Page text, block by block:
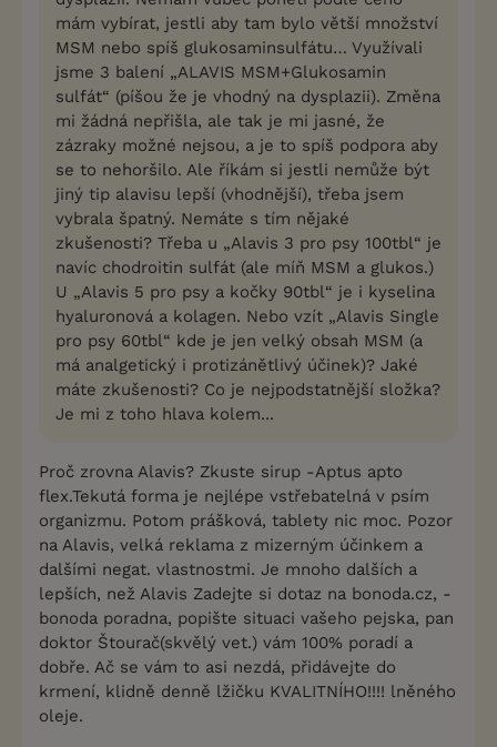
mám vybírat, jestli aby tam bylo větší množství
MSM nebo spíš glukosaminsulfátu… Využívali
jsme 3 balení „ALAVIS MSM+Glukosamin
sulfát“ (píšou že je vhodný na dysplazii). Změna
mi žádná nepřišla, ale tak je mi jasné, že
zázraky možné nejsou, a je to spíš podpora aby
se to nehoršilo. Ale říkám si jestli nemůže být
jiný tip alavisu lepší (vhodnější), třeba jsem
vybrala špatný. Nemáte s tím nějaké
zkušenosti? Třeba u „Alavis 3 pro psy 100tbl“ je
navíc chodroitin sulfát (ale míň MSM a glukos.)
U „Alavis 5 pro psy a kočky 90tbl“ je i kyselina
hyaluronová a kolagen. Nebo vzít „Alavis Single
pro psy 60tbl“ kde je jen velký obsah MSM (a
má analgetický i protizánětlivý účinek)? Jaké
máte zkušenosti? Co je nejpodstatnější složka?
Je mi z toho hlava kolem...
Proč zrovna Alavis? Zkuste sirup -Aptus apto
flex.Tekutá forma je nejlépe vstřebatelná v psím
organizmu. Potom prášková, tablety nic moc. Pozor
na Alavis, velká reklama z mizerným účinkem a
dalšími negat. vlastnostmi. Je mnoho dalších a
lepších, než Alavis Zadejte si dotaz na bonoda.cz, -
bonoda poradna, popište situaci vašeho pejska, pan
doktor Štourač(skvělý vet.) vám 100% poradí a
dobře. Ač se vám to asi nezdá, přidávejte do
krmení, klidně denně lžičku KVALITNÍHO!!!! lněného
oleje.